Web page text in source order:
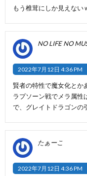
もう椎茸にしか見えない
NO LIFE NO
2022年7月12日 4:36 PM
賢者の特性で魔女化とか
ラプソーン戦でメラ属性
で、グレイトドラゴン
たぁーこ
2022年7月12日 4:36 PM